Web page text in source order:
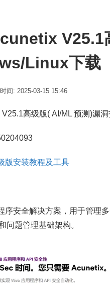
V25.1
Linux下载
间: 2025-03-15 15:46
高级版( AI/ML 预测)漏
版安装教程及工具
序安全解决方案，用于管理
问题管理基础架构。